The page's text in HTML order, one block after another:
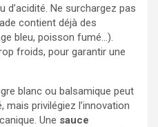
d’acidité. Ne surchargez pas
contient déjà des
bleu, poisson fumé…).
froids, pour garantir une
blanc ou balsamique peut
privilégiez l’innovation
Une sauce